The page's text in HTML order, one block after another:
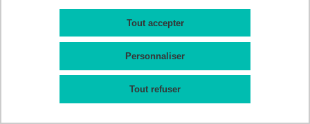
Tout accepter
Tout refuser
Personnaliser
Accessibilité : non-